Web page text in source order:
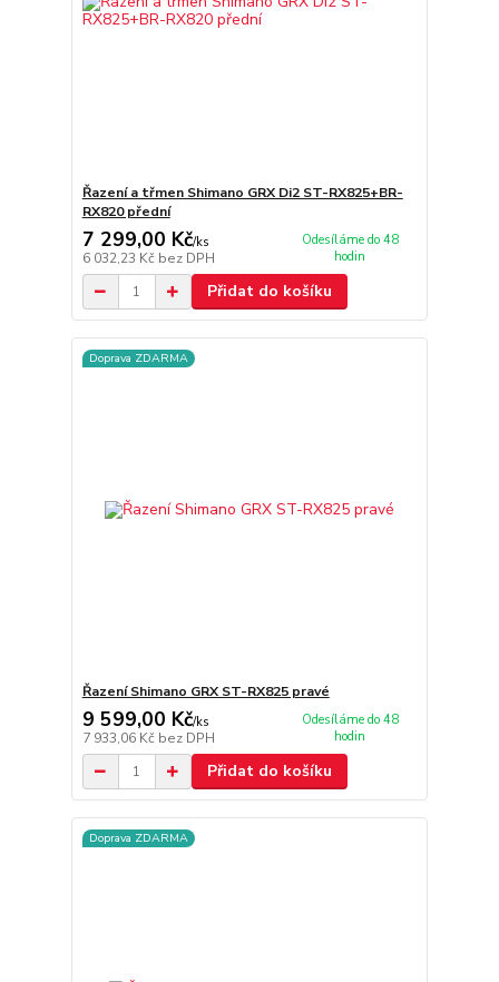
Řazení a třmen Shimano GRX Di2 ST-RX825+BR-
RX820 přední
7 299,00 Kč/ks
6 032,23 Kč bez DPH
Odesíláme do 48
hodin
Přidat do košíku
Doprava ZDARMA
Řazení Shimano GRX ST-RX825 pravé
9 599,00 Kč/ks
7 933,06 Kč bez DPH
Odesíláme do 48
hodin
Přidat do košíku
Doprava ZDARMA